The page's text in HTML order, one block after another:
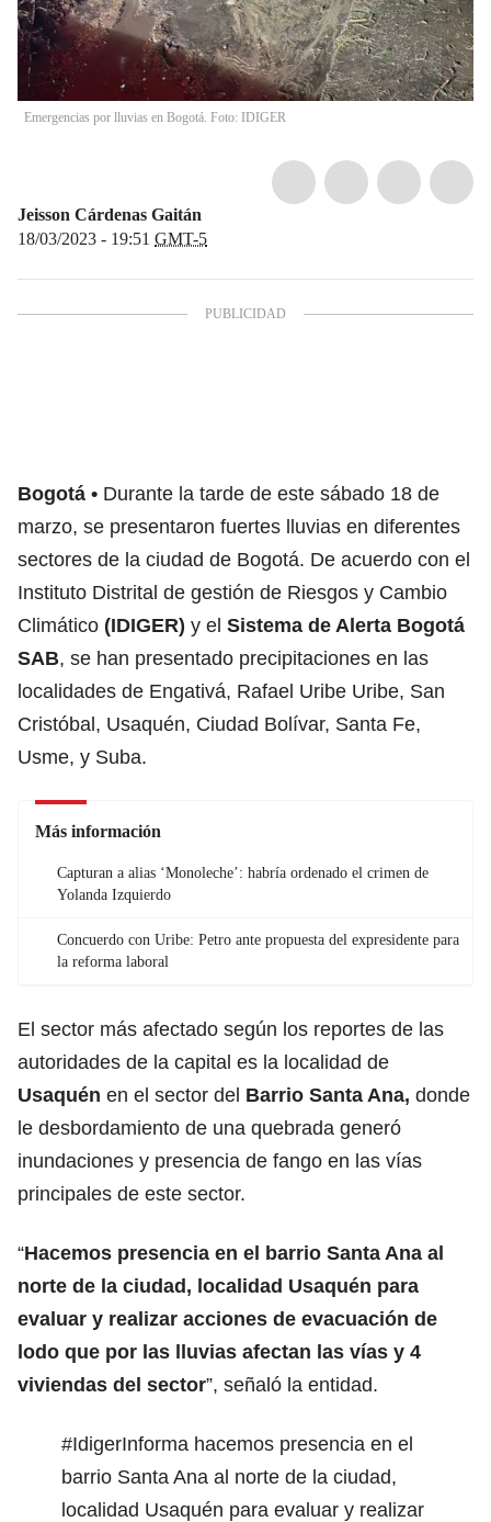
Emergencias por lluvias en Bogotá. Foto: IDIGER
Jeisson Cárdenas Gaitán
18/03/2023 - 19:51 GMT-5
Bogotá
Durante la tarde de este sábado 18 de
marzo, se presentaron fuertes lluvias en diferentes
sectores de la ciudad de Bogotá. De acuerdo con el
Instituto Distrital de gestión de Riesgos y Cambio
Climático (IDIGER) y el Sistema de Alerta Bogotá
SAB, se han presentado precipitaciones en las
localidades de Engativá, Rafael Uribe Uribe, San
Cristóbal, Usaquén, Ciudad Bolívar, Santa Fe,
Usme, y Suba.
Más información
Capturan a alias ‘Monoleche’: habría ordenado el crimen de
Yolanda Izquierdo
Concuerdo con Uribe: Petro ante propuesta del expresidente para
la reforma laboral
El sector más afectado según los reportes de las
autoridades de la capital es la localidad de
Usaquén en el sector del Barrio Santa Ana, donde
le desbordamiento de una quebrada generó
inundaciones y presencia de fango en las vías
principales de este sector.
“Hacemos presencia en el barrio Santa Ana al
norte de la ciudad, localidad Usaquén para
evaluar y realizar acciones de evacuación de
lodo que por las lluvias afectan las vías y 4
viviendas del sector”, señaló la entidad.
#IdigerInforma hacemos presencia en el
barrio Santa Ana al norte de la ciudad,
localidad Usaquén para evaluar y realizar